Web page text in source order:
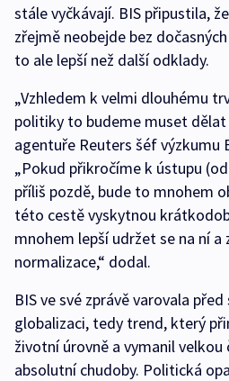
stále vyčkávají. BIS připustila,
zřejmě neobejde bez
to ale lepší než další odklady.
„Vzhledem k velmi dlouhému
politiky to budeme muset dělat
agentuře Reuters šéf výzkumu
„Pokud přikročíme k ústupu
příliš pozdě, bude to mnohem
této cestě vyskytnou
mnohem lepší udržet se na ní a
normalizace,“ dodal.
BIS ve své zprávě varovala
globalizaci, tedy trend, který
životní úrovně a vymanil
absolutní chudoby. Politická